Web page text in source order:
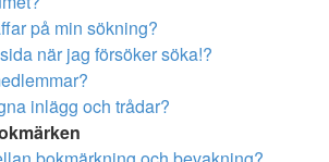
på min sökning?
när jag försöker söka!?
inlägg och trådar?